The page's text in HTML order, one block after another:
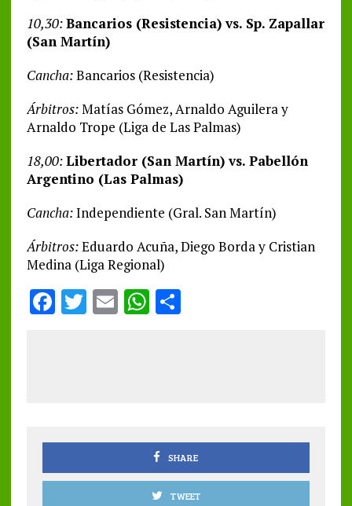
10,30:Bancarios (Resistencia) vs. Sp. Zapallar
(San Martín)
Cancha:Bancarios (Resistencia)
Árbitros:Matías Gómez, Arnaldo Aguilera y
Arnaldo Trope (Liga de Las Palmas)
18,00:Libertador (San Martín) vs. Pabellón
Argentino (Las Palmas)
Cancha:Independiente (Gral. San Martín)
Árbitros:Eduardo Acuña, Diego Borda y Cristian
Medina (Liga Regional)
F
k
T E W
p
S
SHARE
TWEET